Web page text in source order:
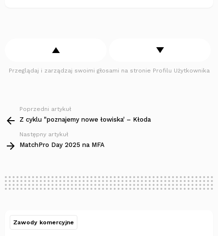
Przeglądaj i zarządzaj swoimi głosami na stronie Profilu Użytkownika
Zobacz
więcej
Poprzedni artykuł
Z cyklu "poznajemy nowe łowiska' – Kłoda
Następny artykuł
MatchPro Day 2025 na MFA
Zawody komercyjne